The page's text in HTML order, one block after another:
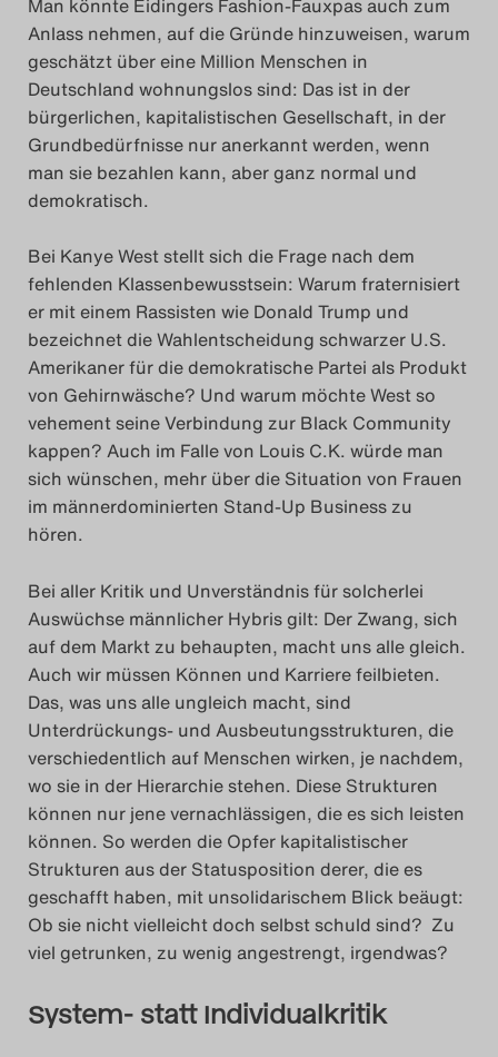
Man könnte Eidingers Fashion-Fauxpas auch zum
Anlass nehmen, auf die Gründe hinzuweisen, warum
geschätzt über eine Million Menschen in
Deutschland wohnungslos sind: Das ist in der
bürgerlichen, kapitalistischen Gesellschaft, in der
Grundbedürfnisse nur anerkannt werden, wenn
man sie bezahlen kann, aber ganz normal und
demokratisch.
Bei Kanye West stellt sich die Frage nach dem
fehlenden Klassenbewusstsein: Warum fraternisiert
er mit einem Rassisten wie Donald Trump und
bezeichnet die Wahlentscheidung schwarzer U.S.
Amerikaner für die demokratische Partei als Produkt
von Gehirnwäsche? Und warum möchte West so
vehement seine Verbindung zur Black Community
kappen? Auch im Falle von Louis C.K. würde man
sich wünschen, mehr über die Situation von Frauen
im männerdominierten Stand-Up Business zu
hören.
Bei aller Kritik und Unverständnis für solcherlei
Auswüchse männlicher Hybris gilt: Der Zwang, sich
auf dem Markt zu behaupten, macht uns alle gleich.
Auch wir müssen Können und Karriere feilbieten.
Das, was uns alle ungleich macht, sind
Unterdrückungs- und Ausbeutungsstrukturen, die
verschiedentlich auf Menschen wirken, je nachdem,
wo sie in der Hierarchie stehen. Diese Strukturen
können nur jene vernachlässigen, die es sich leisten
können. So werden die Opfer kapitalistischer
Strukturen aus der Statusposition derer, die es
geschafft haben, mit unsolidarischem Blick beäugt:
Ob sie nicht vielleicht doch selbst schuld sind? Zu
viel getrunken, zu wenig angestrengt, irgendwas?
System- statt Individualkritik